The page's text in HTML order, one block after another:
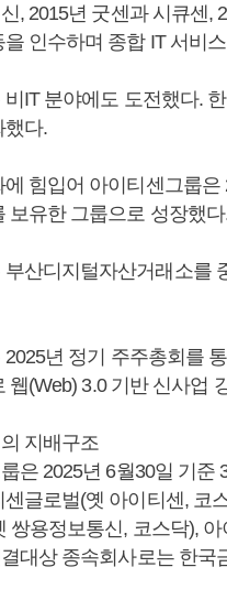
, 2015년 굿센과 시큐센,
인수하며 종합 IT 서비
IT 분야에도 도전했다.
했다.
힘입어 아이티센그룹
보유한 그룹으로 성장했
부산디지털자산거래소를
년 정기 주주총회를
웹(Web) 3.0 기반 신사업
지배구조
은 2025년 6월30일 기준
글로벌(옛 아이티센, 코
쌍용정보통신, 코스닥),
대상 종속회사로는 한국